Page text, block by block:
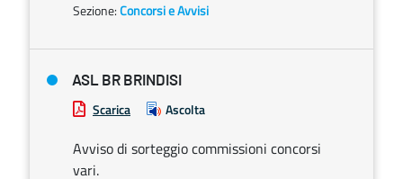
Sezione:Concorsi e Avvisi
ASL BR BRINDISI
Scarica Ascolta
Avviso di sorteggio commissioni concorsi
vari.